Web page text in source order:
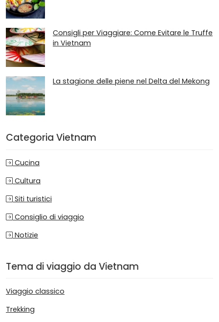
Consigli per Viaggiare: Come Evitare le Truffe
in Vietnam
La stagione delle piene nel Delta del Mekong
Categoria Vietnam
Cucina
Cultura
Siti turistici
Consiglio di viaggio
Notizie
Tema di viaggio da Vietnam
Viaggio classico
Trekking